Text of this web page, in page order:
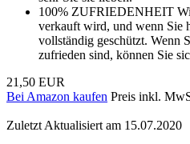
100% ZUFRIEDENHEIT
verkauft wird, und wenn Sie
vollständig geschützt. Wenn
zufrieden sind, können Sie
21,50 EUR
Bei Amazon kaufen Preis inkl.
Zuletzt Aktualisiert am 15.07.2020